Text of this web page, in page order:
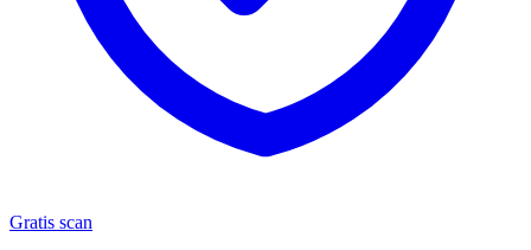
Gratis scan